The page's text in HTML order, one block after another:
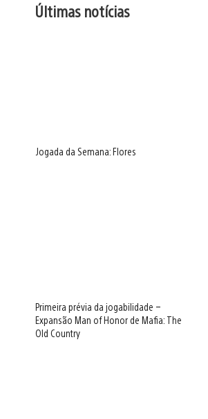
Últimas notícias
Jogada da Semana: Flores
Primeira prévia da jogabilidade –
Expansão Man of Honor de Mafia: The
Old Country